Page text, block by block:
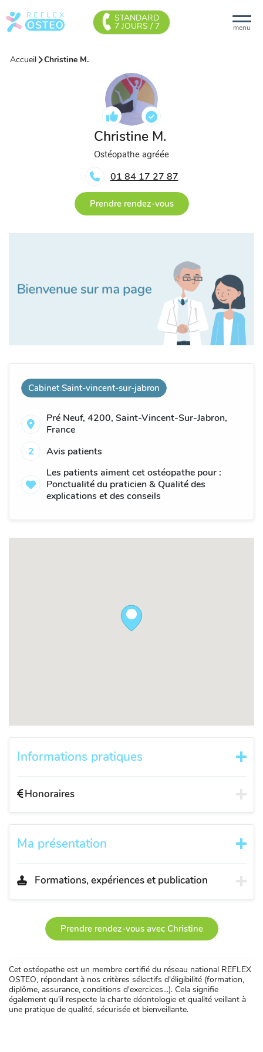
menu
STANDARD
7 JOURS / 7
Accueil Christine M.
Christine M.
Ostéopathe agréée
01 84 17 27 87
Prendre rendez-vous
Cabinet Saint-vincent-sur-jabron
Pré Neuf, 4200, Saint-Vincent-Sur-Jabron,
France
2
Avis patients
Les patients aiment cet ostéopathe pour :
Ponctualité du praticien & Qualité des
explications et des conseils
Informations pratiques
Honoraires
Ma présentation
Formations, expériences et publication
Prendre rendez-vous avec Christine
Cet ostéopathe est un membre certifié du réseau national REFLEX
OSTEO, répondant à nos critères sélectifs d'éligibilité (formation,
diplôme, assurance, conditions d'exercices...). Cela signifie
également qu'il respecte la charte déontologie et qualité veillant à
une pratique de qualité, sécurisée et bienveillante.